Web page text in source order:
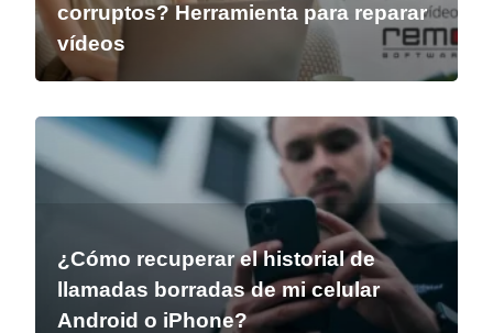
corruptos? Herramienta para reparar
vídeos
¿Cómo recuperar el historial de
llamadas borradas de mi celular
Android o iPhone?